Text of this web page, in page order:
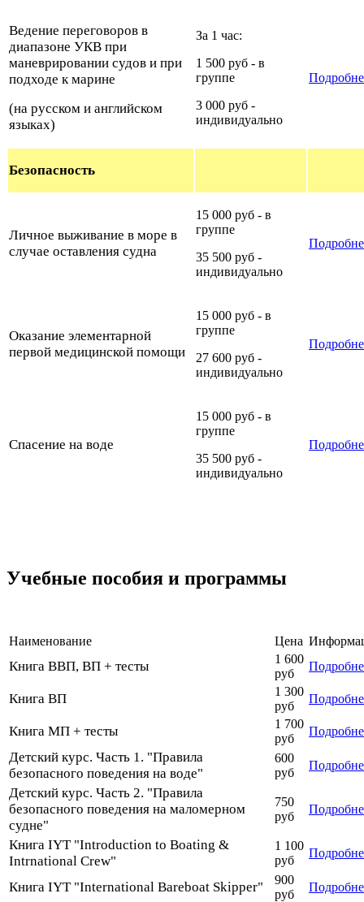
Ведение переговоров в
диапазоне УКВ при
маневрировании судов и при
подходе к марине
(на русском и английском
языках)
За 1 час:
1 500 руб - в
группе
3 000 руб -
индивидуально
Безопасность
Личное выживание в море в
случае оставления судна
15 000 руб - в
группе
35 500 руб -
индивидуально
Оказание элементарной
первой медицинской помощи
15 000 руб - в
группе
27 600 руб -
индивидуально
Спасение на воде
15 000 руб - в
группе
35 500 руб -
индивидуально
Учебные пособия и программы
Наименование Цена
Книга ВВП, ВП + тесты
1 600
руб
Книга ВП
1 300
руб
Книга МП + тесты
1 700
руб
Детский курс. Часть 1. "Правила
безопасного поведения на воде"
600
руб
Детский курс. Часть 2. "Правила
безопасного поведения на маломерном
судне"
750
руб
Книга IYT "Introduction to Boating &
Intrnational Crew"
1 100
руб
Книга IYT "International Bareboat Skipper"
900
руб